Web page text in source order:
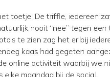
toetje! De triffle, iedereen
nooit “nee” tegen
te zien zag het er bij
kaas had gegeten
online activiteit waarbij we
elke maandag bij de social.